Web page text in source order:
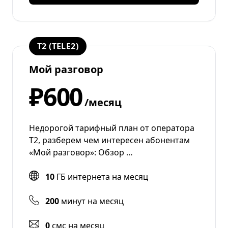
T2 (TELE2)
Мой разговор
₽600/месяц
Недорогой тарифный план от оператора
T2, разберем чем интересен абонентам
«Мой разговор»: Обзор …
10 ГБ интернета на месяц
200 минут на месяц
0смс на месяц